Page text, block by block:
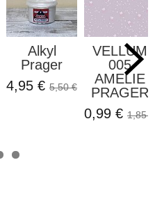
Alkyl
Prager
4,95 € 5,50 €
VELLUM
005
AMELIE
PRAGER
0,99 € 1,85 €